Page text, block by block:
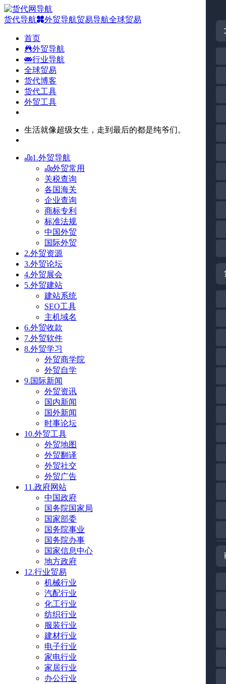
货代导航 外贸导航贸易导航全球贸易
首页
外贸导航
行业导航
全球贸易
货代博客
货代工具
外贸工具
生活就像超级女生，走到最后的都是纯爷们。
1.外贸导航
外贸常用
关税查询
各国海关
企业查询
商标专利
标准法规
中国外贸
国际外贸
2.外贸资源
3.外贸论坛
4.外贸展会
5.外贸建站
建站系统
SEO工具
主机域名
6.外贸收款
7.外贸软件
8.外贸学习
外贸商学院
外贸自学
9.国际新闻
外贸资讯
国内新闻
国外新闻
时事论坛
10.外贸工具
外贸地图
外贸翻译
外贸社交
外贸广告
11.政府网站
中国政府
国务院国家局
国家部委
国务院事业
国务院办事
国家信息中心
地方政府
12.行业贸易
机械行业
汽配行业
化工行业
纺织行业
服装行业
建材行业
电子行业
家电行业
家居行业
办公行业